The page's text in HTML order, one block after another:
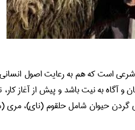
شرعی است که هم به رعایت اصول
به نیت باشد و پیش از آغاز کار،
گردن حیوان شامل حلقوم (نای)،